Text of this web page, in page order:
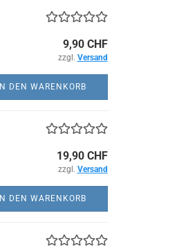
9,90 CHF
zzgl. Versand
IN DEN WARENKORB
19,90 CHF
zzgl. Versand
IN DEN WARENKORB